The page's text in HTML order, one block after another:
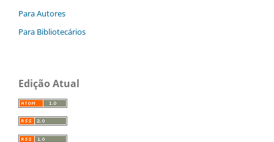
Para Autores
Para Bibliotecários
Edição Atual